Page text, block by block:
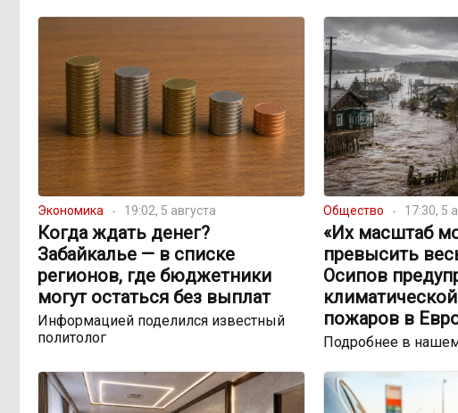
Экономика 19:02, 5 августа
Когда ждать денег?
Забайкалье — в списке
регионов, где бюджетники
могут остаться без выплат
Информацией поделился известный
политолог
Общество 17:30, 5
«Их масштаб
превысить
Осипов
пожаров в
Подробнее в